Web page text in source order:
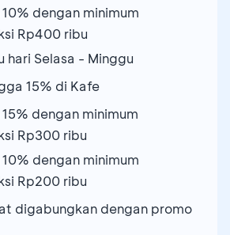
10% dengan minimum
Rp400 ribu
hari Selasa - Minggu
15% di Kafe
15% dengan minimum
Rp300 ribu
10% dengan minimum
Rp200 ribu
digabungkan dengan promo